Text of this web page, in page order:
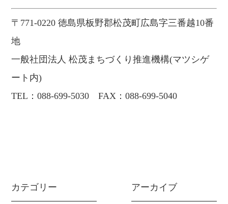
〒 771-0220徳島県板野郡松茂町広島字三番越10番
地
一般社団法人 松茂まちづくり推進機構(マツシゲ
ート内)
TEL：088-699-5030 FAX：088-699-5040
カテゴリー アーカイブ